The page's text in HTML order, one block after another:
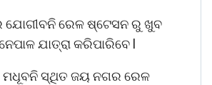
ଯୋଗୀବନି ରେଳ ଷ୍ଟେସନ ରୁ ଖୁବ
ଯାତ୍ରା କରିପାରିବେ l
ମଧୂବନି ସ୍ଥିତ ଜୟ ନଗର ରେଳ